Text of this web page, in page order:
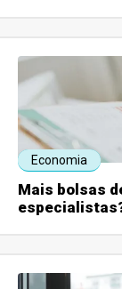
Economia
Mais bolsas